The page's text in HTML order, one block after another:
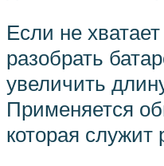
Если не
разобрать
увеличить
Применяется
которая служит